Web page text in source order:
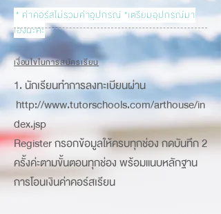
* ค่าคอร์สไม่รวมค่าอุปกรณ์ *เตรียมอุปกรณ์มา
เองนะคะ
เงื่อนไขในการสมัครเรียน
1. นักเรียนทำการลงทะเบียนผ่าน
http://www.tutorschools.com/arthouse/in
dex.jsp
Register กรอกข้อมูลให้ครบทุกช่อง กดบันทึก 2
ครั้งค่ะตามขั้นตอนทุกช่อง พร้อมแนบหลักฐาน
การโอนเงินค่าคอร์สเรียน